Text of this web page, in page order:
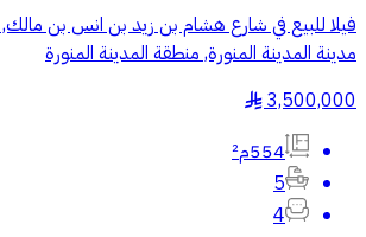
فيلا للبيع في شارع هشام بن زيد بن انس بن
مدينة المدينة المنورة, منطقة المدينة المنورة
3,500,000
§
554م²
5
4